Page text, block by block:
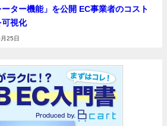
ーター機能」を公開 EC事業者のコスト
可視化
25日